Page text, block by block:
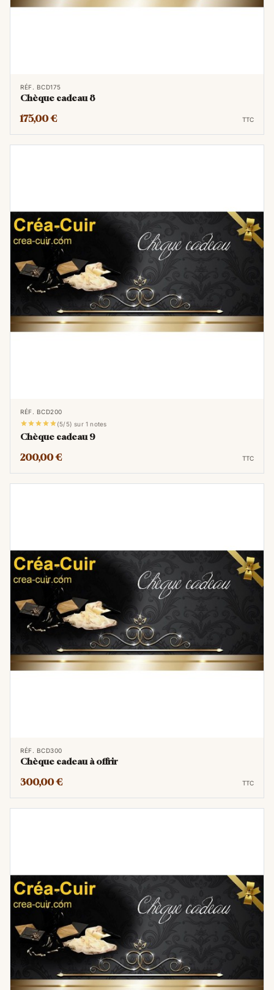
RÉF. BCD175
Chèque cadeau 8
175,00 € TTC
RÉF. BCD200
(5/5) sur 1 notes
Chèque cadeau 9
200,00 € TTC
RÉF. BCD300
Chèque cadeau à offrir
300,00 € TTC